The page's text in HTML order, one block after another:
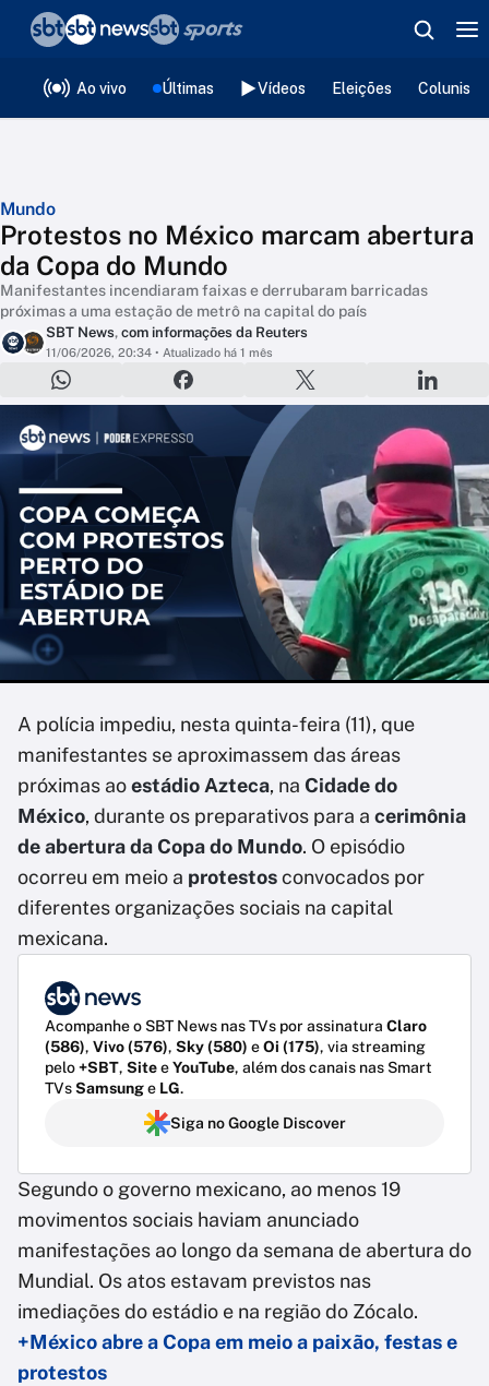
Ao vivo Últimas Vídeos Eleições
Mundo
Protestos no México marcam abertura
da Copa do Mundo
Manifestantes incendiaram faixas e derrubaram barricadas
próximas a uma estação de metrô na capital do país
SBT News, com informações da Reuters
11/06/2026, 20:34 • Atualizado há 1 mês
A polícia impediu, nesta quinta-feira (11), que
manifestantes se aproximassem das áreas
próximas aoestádio Azteca, na Cidade do
México, durante os preparativos para a cerimônia
de abertura da Copa do Mundo. O episódio
ocorreu em meio a protestosconvocados por
diferentes organizações sociais na capital
mexicana.
Acompanhe o SBT News nas TVs por assinatura Claro
(586), Vivo (576), Sky (580) eOi (175), via streaming
pelo+SBT, SiteeYouTube, além dos canais nas Smart
TVsSamsunge LG.
Siga no Google Discover
Segundo o governo mexicano, ao menos 19
movimentos sociais haviam anunciado
manifestações ao longo da semana de abertura do
Mundial. Os atos estavam previstos nas
imediações do estádio e na região do Zócalo.
+México abre a Copa em meio a paixão, festas e
protestos
❮voltar
Editorias